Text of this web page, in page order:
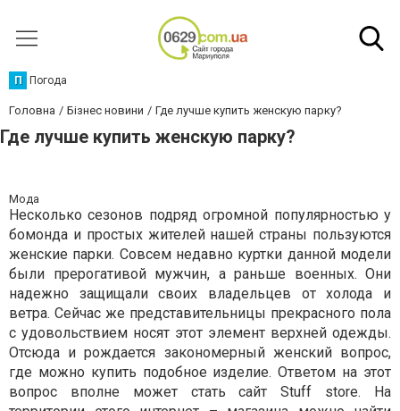
П Погода
Головна Бізнес новини Где лучше купить женскую парку?
Где лучше купить женскую парку?
Мода
Несколько сезонов подряд огромной популярностью у
бомонда и простых жителей нашей страны пользуются
женские парки. Совсем недавно куртки данной модели
были прерогативой мужчин, а раньше военных. Они
надежно защищали своих владельцев от холода и
ветра. Сейчас же представительницы прекрасного пола
с удовольствием носят этот элемент верхней одежды.
Отсюда и рождается закономерный женский вопрос,
где можно купить подобное изделие. Ответом на этот
вопрос вполне может стать сайт Stuff store. На